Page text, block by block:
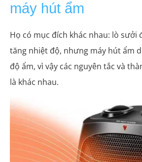
máy hút ẩm
Họ có mục đích khác nhau: lò sưởi
tăng nhiệt độ, nhưng máy hút ẩm
độ ẩm, vì vậy các nguyên tắc và
là khác nhau.